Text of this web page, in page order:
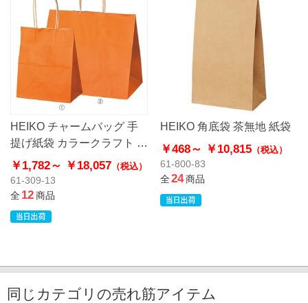
HEIKO チャームバッグ 手
提げ紙袋 カラークラフト オ
レンジ
￥1,782～ ￥18,057 （税込）
61-309-13
全12商品
HEIKO 角底袋 茶無地 紙袋
￥468～ ￥10,815（税込）
61-800-83
全24商品
同じカテゴリの売れ筋アイテム